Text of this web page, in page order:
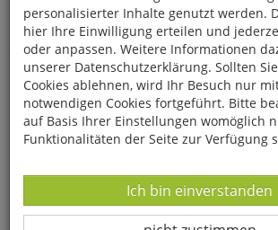
Startseite Bücher Downloads
SportPraxis
Kreatives Gruppenturnen an
personalisierter Inhalte genutzt werden.
hier Ihre Einwilligung erteilen und
oder anpassen. Weitere Informationen
unserer Datenschutzerklärung. Sollten
Cookies ablehnen, wird Ihr Besuch nur
notwendigen Cookies fortgeführt. Bitte
auf Basis Ihrer Einstellungen womöglich
Funktionalitäten der Seite zur Verfügung
Datenverarbeitung -
Ich bin einverstanden